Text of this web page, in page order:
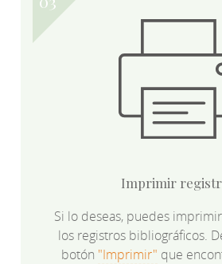
Imprimir
Si lo deseas, puedes
los registros bibliográficos.
botón "Imprimir" que